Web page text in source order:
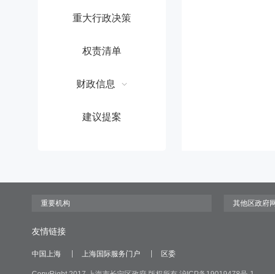
重大行政决策
权责清单
财政信息
建议提案
友情链接
中国上海 上海国际服务门户 区委